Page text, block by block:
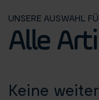
UNSERE AUSWAHL
Alle
Keine